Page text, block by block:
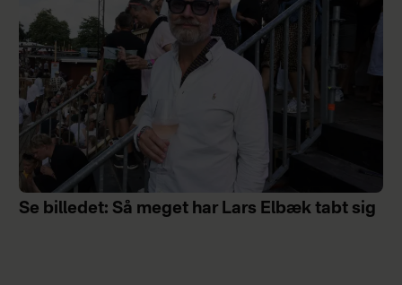
Se billedet: Så meget har Lars Elbæk tabt sig